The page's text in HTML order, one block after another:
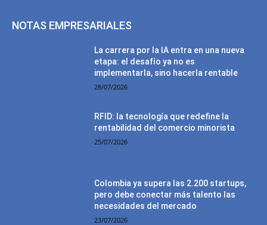
NOTAS EMPRESARIALES
La carrera por la IA entra en una nueva
etapa: el desafío ya no es
implementarla, sino hacerla rentable
28/07/2026
RFID: la tecnología que redefine la
rentabilidad del comercio minorista
25/07/2026
Colombia ya supera las 2.200 startups,
pero debe conectar más talento las
necesidades del mercado
23/07/2026